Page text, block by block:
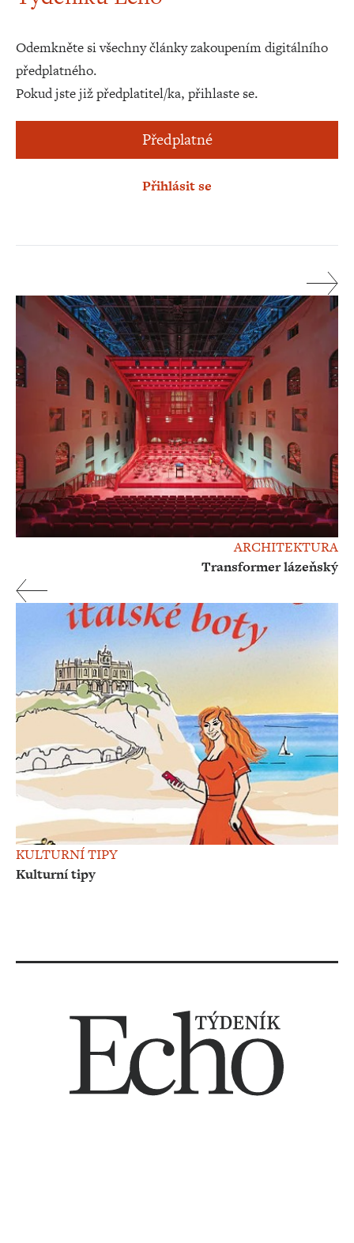
Odemkněte si všechny články zakoupením digitálního
předplatného.
Pokud jste již předplatitel/ka, přihlaste se.
Předplatné
Přihlásit se
ARCHITEKTURA
Transformer lázeňský
KULTURNÍ TIPY
Kulturní tipy